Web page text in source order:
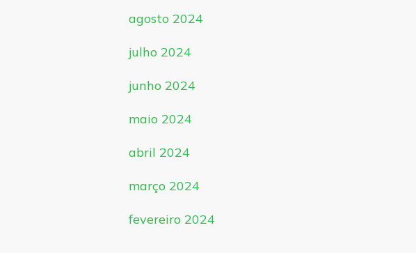
agosto 2024
julho 2024
junho 2024
maio 2024
abril 2024
março 2024
fevereiro 2024